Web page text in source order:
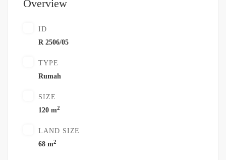
Overview
ID
R 2506/05
TYPE
Rumah
SIZE
120 m2
LAND SIZE
68 m2